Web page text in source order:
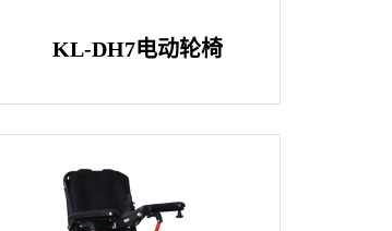
KL-DH7电动轮椅